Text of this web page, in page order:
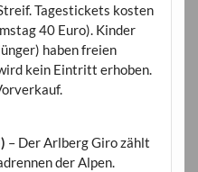
Tagestickets kosten
40 Euro). Kinder
haben freien
kein Eintritt erhoben.
– Der Arlberg Giro zählt
der Alpen.